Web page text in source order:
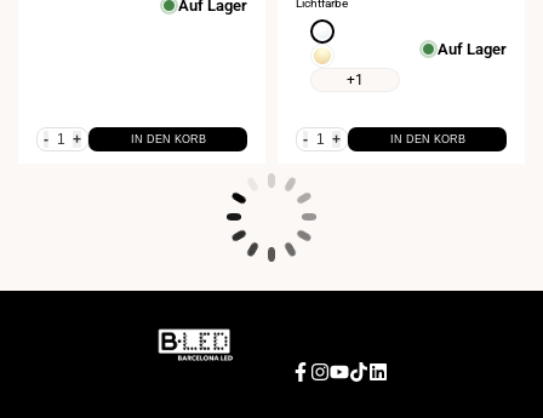
Auf Lager
- + IN DEN KORB
Lichtfarbe
Neutralweiß
4000K
Warmweiß
2700K+1
Auf Lager
- + IN DEN KORB
Facebook
Instagram
YouTube
TikTokLinkedIn